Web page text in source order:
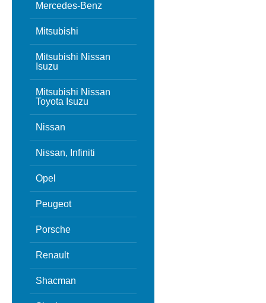
Mercedes-Benz
Mitsubishi
Mitsubishi Nissan
Isuzu
Mitsubishi Nissan
Toyota Isuzu
Nissan
Nissan, Infiniti
Opel
Peugeot
Porsche
Renault
Shacman